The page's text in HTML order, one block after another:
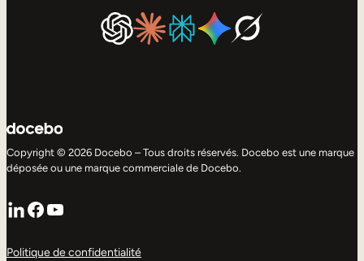
Copyright © 2026 Docebo – Tous droits réservés. Docebo est une marque
déposée ou une marque commerciale de Docebo.
LinkedIn
Facebook
YouTube
Politique de confidentialité